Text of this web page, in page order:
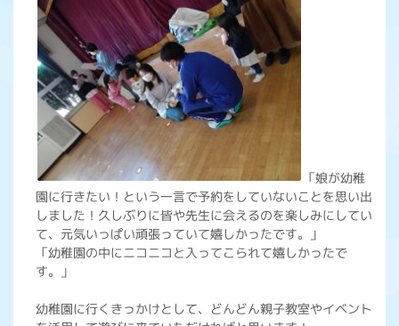
「娘が幼稚
園に行きたい！という一言で予約をしていないことを思い出
しました！久しぶりに皆や先生に会えるのを楽しみにしてい
て、元気いっぱい頑張っていて嬉しかったです。」
「幼稚園の中にニコニコと入ってこられて嬉しかったで
す。」
幼稚園に行くきっかけとして、どんどん親子教室やイベント